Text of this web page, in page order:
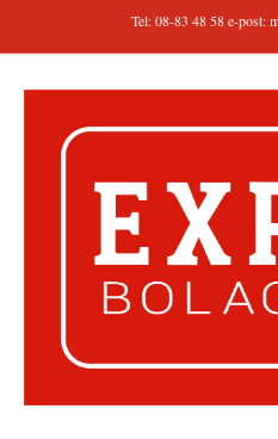
Tel: 08-83 48 58 e-post: